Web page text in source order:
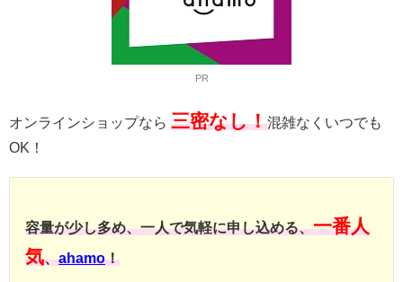
PR
オンラインショップなら 三密なし！混雑なくいつでも
OK！
容量が少し多め、一人で気軽に申し込める、一番人
気、ahamo！